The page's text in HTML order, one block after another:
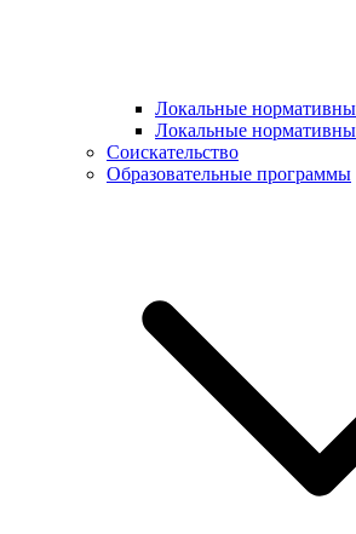
Локальные
Локальные
Соискательство
Образовательные программы